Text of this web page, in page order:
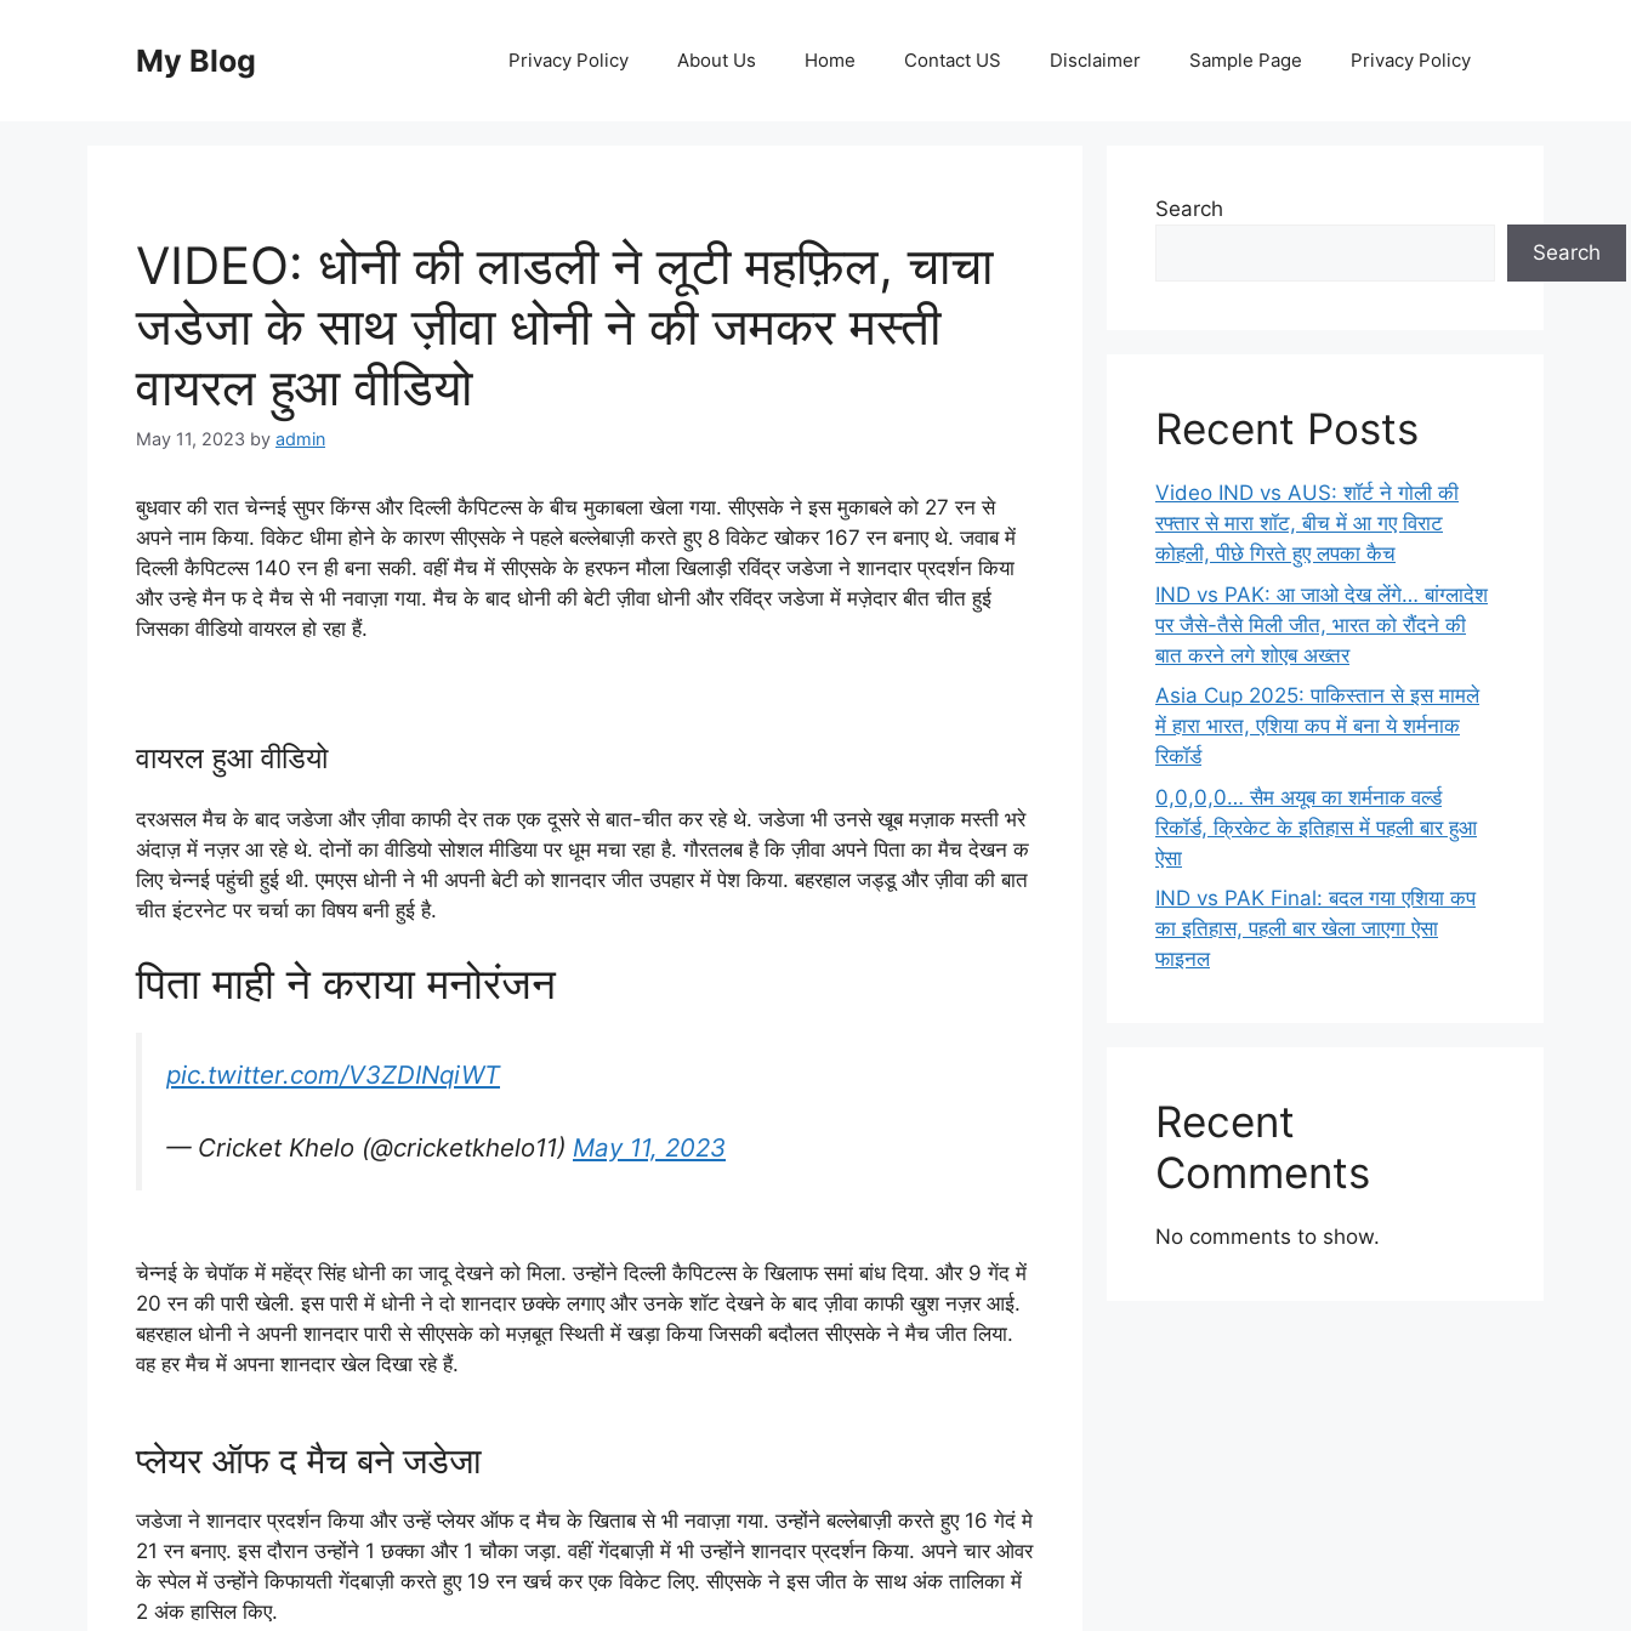
My Blog Privacy Policy About Us Home Contact US Disclaimer Sample Page Privacy Policy
VIDEO: धोनी की लाडली ने लूटी महफ़िल, चाचा
जडेजा के साथ ज़ीवा धोनी ने की जमकर मस्ती
वायरल हुआ वीडियो
May 11, 2023 by admin
बुधवार की रात चेन्नई सुपर किंग्स और दिल्ली कैपिटल्स के बीच मुकाबला खेला गया. सीएसके ने इस मुकाबले को 27 रन से
अपने नाम किया. विकेट धीमा होने के कारण सीएसके ने पहले बल्लेबाज़ी करते हुए 8 विकेट खोकर 167 रन बनाए थे. जवाब में
दिल्ली कैपिटल्स 140 रन ही बना सकी. वहीं मैच में सीएसके के हरफन मौला खिलाड़ी रविंद्र जडेजा ने शानदार प्रदर्शन किया
और उन्हे मैन फ दे मैच से भी नवाज़ा गया. मैच के बाद धोनी की बेटी ज़ीवा धोनी और रविंद्र जडेजा में मज़ेदार बीत चीत हुई
जिसका वीडियो वायरल हो रहा हैं.
वायरल हुआ वीडियो
दरअसल मैच के बाद जडेजा और ज़ीवा काफी देर तक एक दूसरे से बात-चीत कर रहे थे. जडेजा भी उनसे खूब मज़ाक मस्ती भरे
अंदाज़ में नज़र आ रहे थे. दोनों का वीडियो सोशल मीडिया पर धूम मचा रहा है. गौरतलब है कि ज़ीवा अपने पिता का मैच देखन क
लिए चेन्नई पहुंची हुई थी. एमएस धोनी ने भी अपनी बेटी को शानदार जीत उपहार में पेश किया. बहरहाल जड्डू और ज़ीवा की बात
चीत इंटरनेट पर चर्चा का विषय बनी हुई है.
पिता माही ने कराया मनोरंजन
pic.twitter.com/V3ZDINqiWT
— Cricket Khelo (@cricketkhelo11) May 11, 2023
चेन्नई के चेपॉक में महेंद्र सिंह धोनी का जादू देखने को मिला. उन्होंने दिल्ली कैपिटल्स के खिलाफ समां बांध दिया. और 9 गेंद में
20 रन की पारी खेली. इस पारी में धोनी ने दो शानदार छक्के लगाए और उनके शॉट देखने के बाद ज़ीवा काफी खुश नज़र आई.
बहरहाल धोनी ने अपनी शानदार पारी से सीएसके को मज़बूत स्थिती में खड़ा किया जिसकी बदौलत सीएसके ने मैच जीत लिया.
वह हर मैच में अपना शानदार खेल दिखा रहे हैं.
प्लेयर ऑफ द मैच बने जडेजा
जडेजा ने शानदार प्रदर्शन किया और उन्हें प्लेयर ऑफ द मैच के खिताब से भी नवाज़ा गया. उन्होंने बल्लेबाज़ी करते हुए 16 गेदं मे
21 रन बनाए. इस दौरान उन्होंने 1 छक्का और 1 चौका जड़ा. वहीं गेंदबाज़ी में भी उन्होंने शानदार प्रदर्शन किया. अपने चार ओवर
के स्पेल में उन्होंने किफायती गेंदबाज़ी करते हुए 19 रन खर्च कर एक विकेट लिए. सीएसके ने इस जीत के साथ अंक तालिका में
2 अंक हासिल किए.
Search
Search
Recent Posts
Video IND vs AUS: शॉर्ट ने गोली की
रफ्तार से मारा शॉट, बीच में आ गए विराट
कोहली, पीछे गिरते हुए लपका कैच
IND vs PAK: आ जाओ देख लेंगे… बांग्लादेश
पर जैसे-तैसे मिली जीत, भारत को रौंदने की
बात करने लगे शोएब अख्तर
Asia Cup 2025: पाकिस्तान से इस मामले
में हारा भारत, एशिया कप में बना ये शर्मनाक
रिकॉर्ड
0,0,0,0… सैम अयूब का शर्मनाक वर्ल्ड
रिकॉर्ड, क्रिकेट के इतिहास में पहली बार हुआ
ऐसा
IND vs PAK Final: बदल गया एशिया कप
का इतिहास, पहली बार खेला जाएगा ऐसा
फाइनल
Recent
Comments
No comments to show.